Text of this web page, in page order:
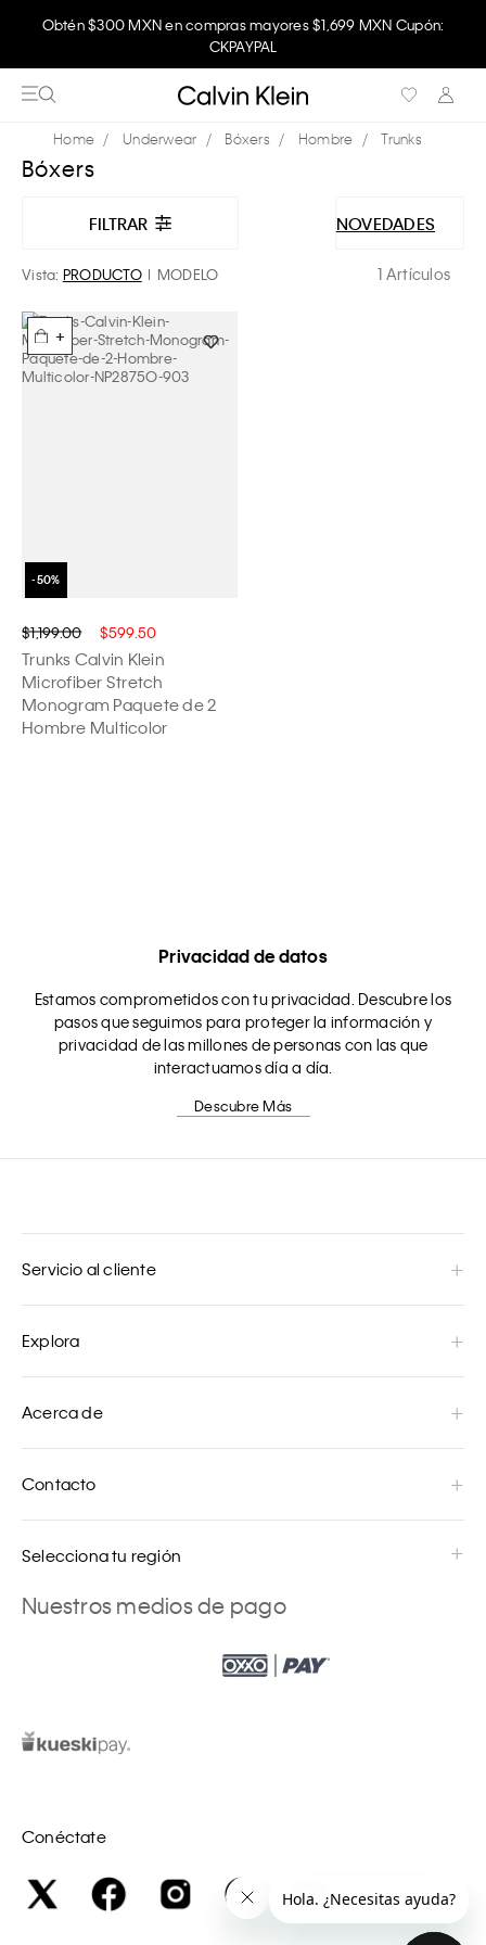
Obtén $300 MXN en compras mayores $1,699 MXN Cupón:
CKPAYPAL
Underwear Bóxers Hombre Trunks
Bóxers
FILTRAR NOVEDADES
Vista: PRODUCTO MODELO 1 Artículos
+
$1,199.00 $599.50
Trunks Calvin Klein
Microfiber Stretch
Monogram Paquete de 2
Hombre Multicolor
Privacidad de datos
Estamos comprometidos con tu privacidad. Descubre los
pasos que seguimos para proteger la información y
privacidad de las millones de personas con las que
interactuamos día a día.
Descubre Más
Servicio al cliente
Explora
Acerca de
Contacto
Selecciona tu región
Nuestros medios de pago
Conéctate